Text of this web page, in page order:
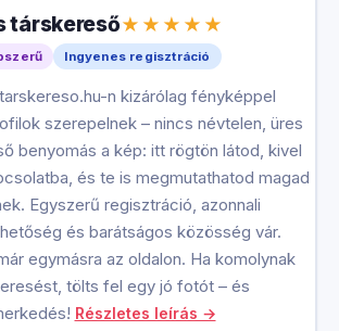
társkereső
Ingyenes regisztráció
n kizárólag fényképpel
szerepelnek – nincs névtelen, üres
benyomás a kép: itt rögtön látod, kivel
és te is megmutathatod magad
Egyszerű regisztráció, azonnali
és barátságos közösség vár.
egymásra az oldalon. Ha komolynak
tölts fel egy jó fotót – és
Részletes leírás →